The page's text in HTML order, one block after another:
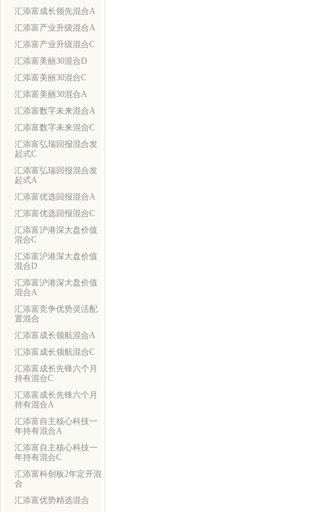
汇添富成长领先混合A
汇添富产业升级混合A
汇添富产业升级混合C
汇添富美丽30混合D
汇添富美丽30混合C
汇添富美丽30混合A
汇添富数字未来混合A
汇添富数字未来混合C
汇添富弘瑞回报混合发
起式C
汇添富弘瑞回报混合发
起式A
汇添富优选回报混合A
汇添富优选回报混合C
汇添富沪港深大盘价值
混合C
汇添富沪港深大盘价值
混合D
汇添富沪港深大盘价值
混合A
汇添富竞争优势灵活配
置混合
汇添富成长领航混合A
汇添富成长领航混合C
汇添富成长先锋六个月
持有混合C
汇添富成长先锋六个月
持有混合A
汇添富自主核心科技一
年持有混合A
汇添富自主核心科技一
年持有混合C
汇添富科创板2年定开混
合
汇添富优势精选混合